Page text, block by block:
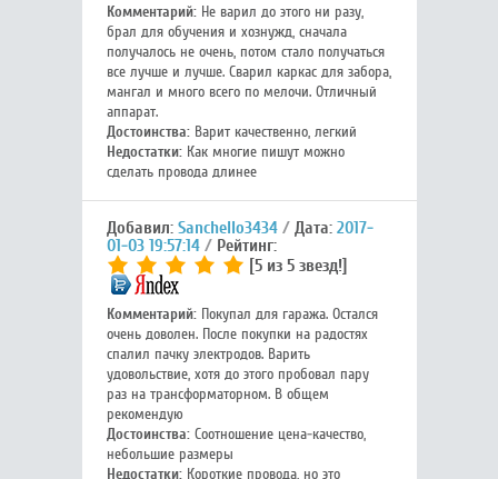
Комментарий:Не варил до этого ни разу,
брал для обучения и хознужд, сначала
получалось не очень, потом стало получаться
все лучше и лучше. Сварил каркас для забора,
мангал и много всего по мелочи. Отличный
аппарат.
Достоинства:Варит качественно, легкий
Недостатки:Как многие пишут можно
сделать провода длинее
Добавил: Sanchello3434 Дата: 2017-
01-03 19:57:14
Рейтинг:
[5 из 5 звезд!]
Комментарий:Покупал для гаража. Остался
очень доволен. После покупки на радостях
спалил пачку электродов. Варить
удовольствие, хотя до этого пробовал пару
раз на трансформаторном. В общем
рекомендую
Достоинства:Соотношение цена-качество,
небольшие размеры
Недостатки:Короткие провода, но это